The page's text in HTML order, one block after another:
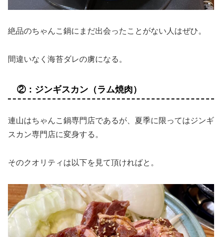
絶品のちゃんこ鍋にまだ出会ったことがない人はぜひ。
間違いなく海苔ダレの虜になる。
②：ジンギスカン（ラム焼肉）
連山はちゃんこ鍋専門店であるが、夏季に限ってはジンギ
スカン専門店に変身する。
そのクオリティは以下を見て頂ければと。